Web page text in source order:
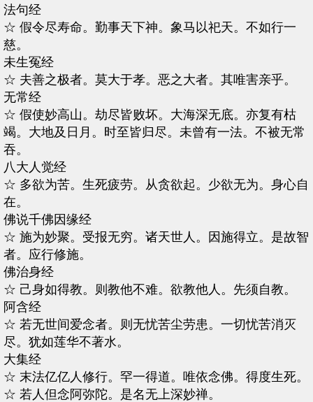
法句经
☆ 假令尽寿命。勤事天下神。象马以祀天。不如行一
慈。
未生冤经
☆ 夫善之极者。莫大于孝。恶之大者。其唯害亲乎。
无常经
☆ 假使妙高山。劫尽皆败坏。大海深无底。亦复有枯
竭。大地及日月。时至皆归尽。未曾有一法。不被无常
吞。
八大人觉经
☆ 多欲为苦。生死疲劳。从贪欲起。少欲无为。身心自
在。
佛说千佛因缘经
☆ 施为妙聚。受报无穷。诸天世人。因施得立。是故智
者。应行修施。
佛治身经
☆ 己身如得教。则教他不难。欲教他人。先须自教。
阿含经
☆ 若无世间爱念者。则无忧苦尘劳患。一切忧苦消灭
尽。犹如莲华不著水。
大集经
☆ 末法亿亿人修行。罕一得道。唯依念佛。得度生死。
☆ 若人但念阿弥陀。是名无上深妙禅。